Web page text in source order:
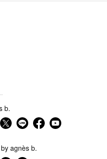
b.
agnès b.